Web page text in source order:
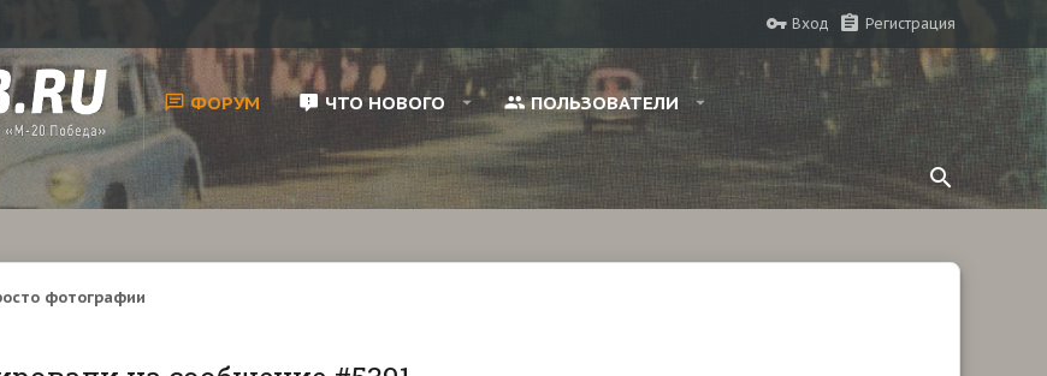
Вход Регистрация
ФОРУМ ЧТО НОВОГО ПОЛЬЗОВАТЕЛИ
фотографии